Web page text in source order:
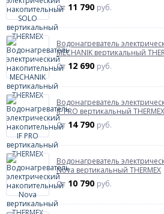
От 11 790 руб.
Водонагреватель
MECHANIK вертикальный
От 12 690 руб.
Водонагреватель
IF PRO вертикальный THERMEX
От 14 790 руб.
Водонагреватель
Nova вертикальный THERMEX
От 10 790 руб.